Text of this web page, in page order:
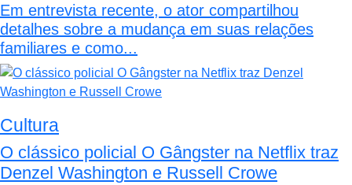
Em entrevista recente, o ator compartilhou
detalhes sobre a mudança em suas relações
familiares e como...
Cultura
O clássico policial O Gângster na Netflix traz
Denzel Washington e Russell Crowe